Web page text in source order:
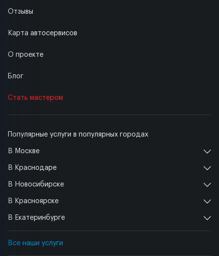
Популярные услуги в популярных городах
В Москве
В Краснодаре
В Новосибирске
В Красноярске
В Екатеринбурге
Все наши услуги
Отзывы
Карта автосервисов
О проекте
Блог
Стать мастером